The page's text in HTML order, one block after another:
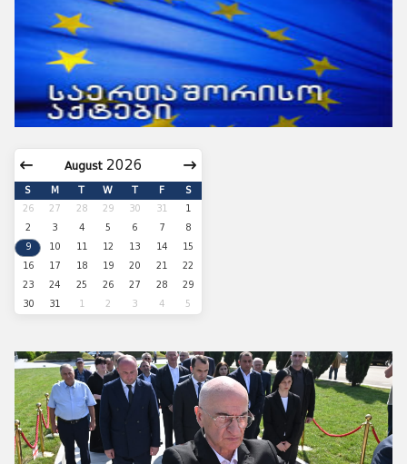
August
S M T W T F S
26 27 28 29 30 31
1
2
3 4 5 6 7
8
9
10 11 12 13 14
15
16
17 18 19 20 21
22
23
24 25 26 27 28
29
30
31 1 2 3 4 5